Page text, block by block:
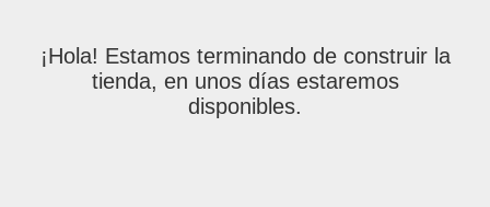
¡Hola! Estamos terminando de construir la
tienda, en unos días estaremos
disponibles.